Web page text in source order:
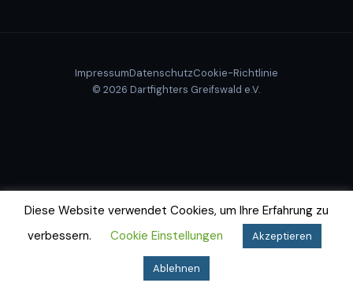
ImpressumDatenschutzCookie-Richtlinie
© 2026 Dartfighters Greifswald e.V.
Diese Website verwendet Cookies, um Ihre Erfahrung zu
verbessern.
Cookie Einstellungen Akzeptieren
Ablehnen